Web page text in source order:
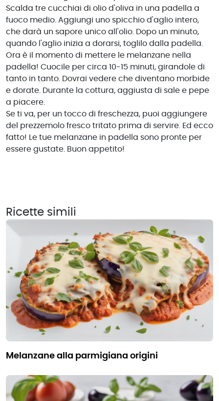
Scalda tre cucchiai di olio d'oliva in una padella a
fuoco medio. Aggiungi uno spicchio d'aglio intero,
che darà un sapore unico all'olio. Dopo un minuto,
quando l'aglio inizia a dorarsi, toglilo dalla padella.
Ora è il momento di mettere le melanzane nella
padella! Cuocile per circa 10-15 minuti, girandole di
tanto in tanto. Dovrai vedere che diventano morbide
e dorate. Durante la cottura, aggiusta di sale e pepe
a piacere.
Se ti va, per un tocco di freschezza, puoi aggiungere
del prezzemolo fresco tritato prima di servire. Ed ecco
fatto! Le tue melanzane in padella sono pronte per
essere gustate. Buon appetito!
Ricette simili
melanzane alla parmigiana origini